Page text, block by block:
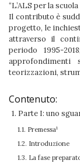
“L’ALS per la
Il contributo è
progetto, le
attraverso il
periodo 1995-
teorizzazioni,
Contenuto:
1. Parte I: uno
1.1. Premessa1
1.2. Introduzione
1.3. La fase